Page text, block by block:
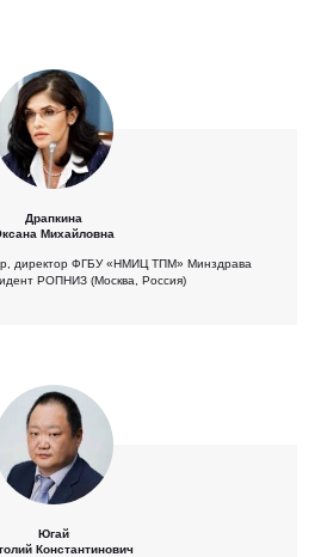
Драпкина
Михайловна
директор ФГБУ «НМИЦ ТПМ» Минздрава
РОПНИЗ (Москва, Россия)
Югай
Константинович